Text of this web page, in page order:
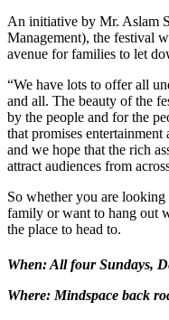
An initiative by Mr. Aslam
Management), the festival
avenue for families to let
“We have lots to offer all
and all. The beauty of the
by the people and for the
that promises
and we hope that the rich
attract audiences from
So whether you are
family or want to hang out
the place to head to.
When: All four Sundays,
Where: Mindspace back